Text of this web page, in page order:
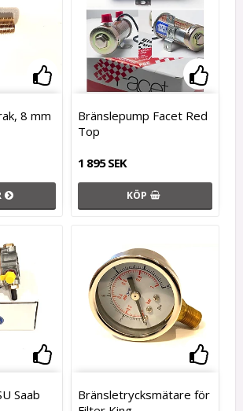
Lägg till i favoritlistan
8 mm
Lägg
Bränslepump Facet Red
Top
1 895 SEK
KÖP
Lägg till i favoritlistan
Saab
Bränsletrycksmätare för